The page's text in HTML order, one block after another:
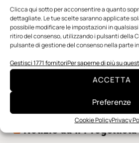
Clicca qui sotto per acconsentire a quanto
dettagliate. Le tue scelte saranno applicate
possibile modificare le impostazioni in
ritiro del consenso, utilizzando i pulsanti della
pulsante di gestione del consenso nella parte
Gestisci 1771 fornitoriPer saperne di più su
ACCETTA
Preferenze
Cookie PolicyPrivacy
Notizie da
I nanonastri di grafene come
reattori a fusione
Una nuova mano robotica passa
O-Ring, tecnica e applicazioni
Notizie da Il